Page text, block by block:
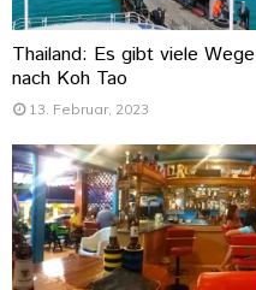
Thailand: Es gibt viele Wege
nach Koh Tao
13. Februar, 2023